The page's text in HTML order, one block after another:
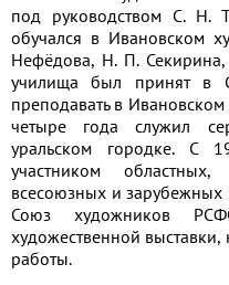
под руководством С. Н.
обучался в Ивановском
Нефёдова, Н. П.
училища был принят в
преподавать в
четыре года служил
уральском городке. С
участником областных,
всесоюзных и зарубежных
Союз художников
художественной выставки,
работы.